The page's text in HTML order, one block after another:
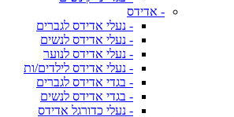
- אדידס
- נעלי אדידס לגברים
- נעלי אדידס לנשים
- נעלי אדידס לנוער
- נעלי אדידס לילדים/ות
- בגדי אדידס לגברים
- בגדי אדידס לנשים
- נעלי כדורגל אדידס